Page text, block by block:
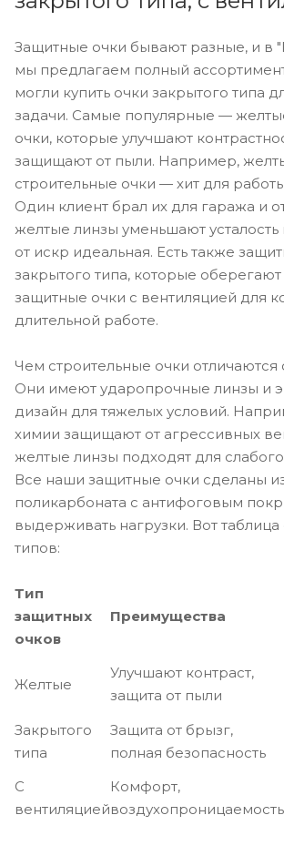
Защитные очки бывают разные, и в
мы предлагаем полный
могли купить очки закрытого типа
задачи. Самые популярные —
очки, которые улучшают
защищают от пыли. Например,
строительные очки — хит для
Один клиент брал их для гаража и
желтые линзы уменьшают усталость
от искр идеальная. Есть также
закрытого типа, которые оберегают
защитные очки с вентиляцией для
длительной работе.
Чем строительные очки отличаются
Они имеют ударопрочные линзы и
дизайн для тяжелых условий.
химии защищают от агрессивных
желтые линзы подходят для
Все наши защитные очки сделаны
поликарбоната с антифоговым
выдерживать нагрузки. Вот
типов:
Тип
защитных
очков
Преимущества
Желтые
Улучшают контраст,
защита от пыли
Закрытого
типа
Защита от брызг,
полная безопасность
С
вентиляцией
Комфорт,
воздухопроницаемость